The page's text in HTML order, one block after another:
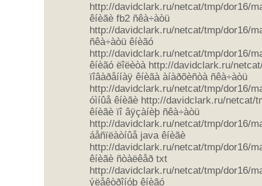
http://davidclark.ru/netcat/tmp/dor16/
êíèãè fb2 ñêà÷àòü
http://davidclark.ru/netcat/tmp/dor16/
ñêà÷àòü êíèãó
http://davidclark.ru/netcat/tmp/dor16/
êíèãó ëîëèòà http://davidclark.ru/
ïîâàðåííàÿ êíèãà àíàðõèñòà ñêà÷àòü
http://davidclark.ru/netcat/tmp/dor16/
óìíûå êíèãè http://davidclark.ru/netcat/
êíèãè ïî âÿçàíèþ ñêà÷àòü
http://davidclark.ru/netcat/tmp/dor16/
áåñïëàòíûå java êíèãè
http://davidclark.ru/netcat/tmp/dor16/
êíèãè ñòàëêåð txt
http://davidclark.ru/netcat/tmp/dor16/
ýëåêòðîíóþ êíèãó